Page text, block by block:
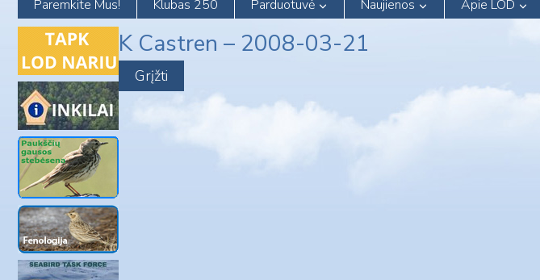
Paremkite Mus! Klubas 250 Parduotuvė Naujienos Apie LOD
K Castren – 2008-03-21